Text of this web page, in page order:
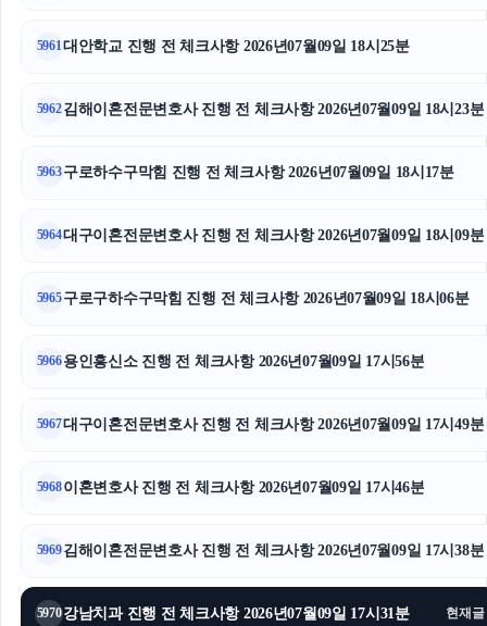
강아지파양
수원이혼전문변호사
서초성범죄전문변호사
5961대안학교 진행 전 체크사항 2026년07월09일 18시25분
5962김해이혼전문변호사 진행 전 체크사항 2026년07월09일 18시23분
5963구로하수구막힘 진행 전 체크사항 2026년07월09일 18시17분
5964대구이혼전문변호사 진행 전 체크사항 2026년07월09일 18시09분
5965구로구하수구막힘 진행 전 체크사항 2026년07월09일 18시06분
5966용인흥신소 진행 전 체크사항 2026년07월09일 17시56분
5967대구이혼전문변호사 진행 전 체크사항 2026년07월09일 17시49분
5968이혼변호사 진행 전 체크사항 2026년07월09일 17시46분
5969김해이혼전문변호사 진행 전 체크사항 2026년07월09일 17시38분
5970강남치과 진행 전 체크사항 2026년07월09일 17시31분 현재글